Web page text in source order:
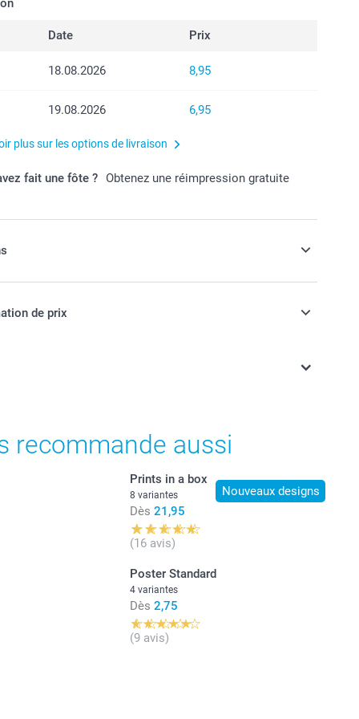
Date Prix
18.08.2026 8,95
19.08.2026 6,95
plus sur les options de livraison
fait une fôte ? Obtenez une réimpression gratuite
encore plus luxueux, choisissez
brillant ou mat de qualité premium.
format L ou XL
premium 300 g
moderne
des options
de prix
en francs suisses (CHF), TVA incluse et hors frais de
recommande aussi
Nouveaux designs
Prints in a box
8 variantes
Dès 21,95
(16 avis)
Poster Standard
4 variantes
Dès 2,75
(9 avis)